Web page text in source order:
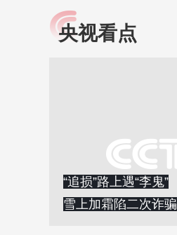
小央视频
央视看点
“追损”路上遇“李鬼”
雪上加霜陷二次诈骗